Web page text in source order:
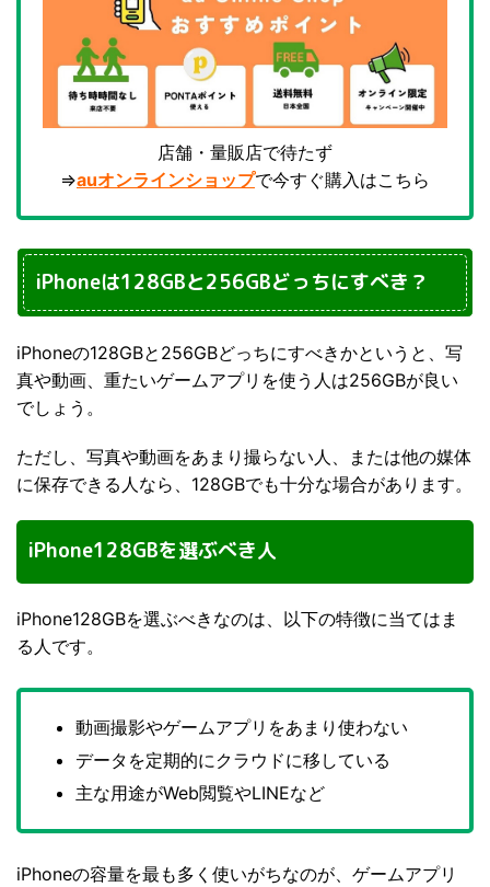
店舗・量販店で待たず
⇒auオンラインショップで今すぐ購入はこちら
iPhoneは128GBと256GBどっちにすべき？
iPhoneの128GBと256GBどっちにすべきかというと、写
真や動画、重たいゲームアプリを使う人は256GBが良い
でしょう。
ただし、写真や動画をあまり撮らない人、または他の媒体
に保存できる人なら、128GBでも十分な場合があります。
iPhone128GBを選ぶべき人
iPhone128GBを選ぶべきなのは、以下の特徴に当てはま
る人です。
動画撮影やゲームアプリをあまり使わない
データを定期的にクラウドに移している
主な用途がWeb閲覧やLINEなど
iPhoneの容量を最も多く使いがちなのが、ゲームアプリ